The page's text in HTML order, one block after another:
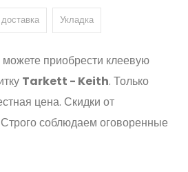
Укладка
приобрести клеевую
Tarkett - Keith. Только
цена. Скидки от
соблюдаем оговоренные